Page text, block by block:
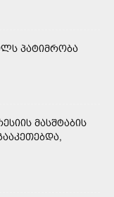
ᲞᲐᲢᲘᲛᲠᲝᲑᲐ
ᲛᲐᲡᲨᲢᲐᲑᲘᲡ